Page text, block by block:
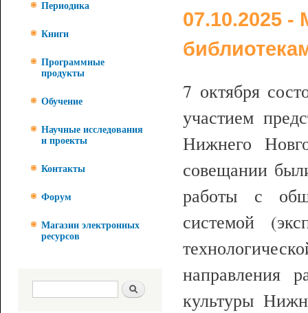
Периодика
Книги
Программные
продукты
Обучение
Научные исследования
и проекты
Контакты
Форум
Магазин электронных
ресурсов
Форма поиска Поиск
07.10.2025 -
7 октября
участием
Нижнего
совещании
работы с
системой
направления
культуры